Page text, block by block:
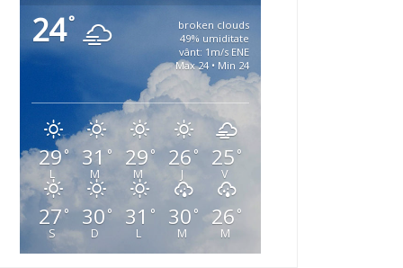
24°
broken clouds
49% umiditate
vânt: 1m/s ENE
Max 24 • Min 24
29°
L
31 °
M
29 °
M
26 °
J
25 °
V
27°
S
30 °
D
31 °
L
30 °
M
26 °
M